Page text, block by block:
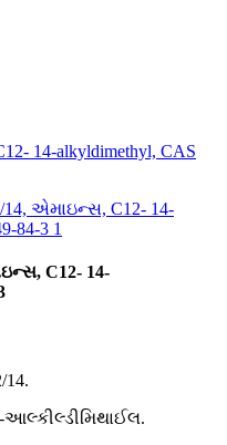
C12- 14-
14.
આલ્કીલ્ડીમિથાઈલ.